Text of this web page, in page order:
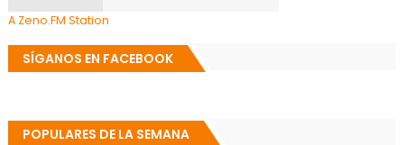
A Zeno.FM Station
SÍGANOS EN FACEBOOK
POPULARES DE LA SEMANA